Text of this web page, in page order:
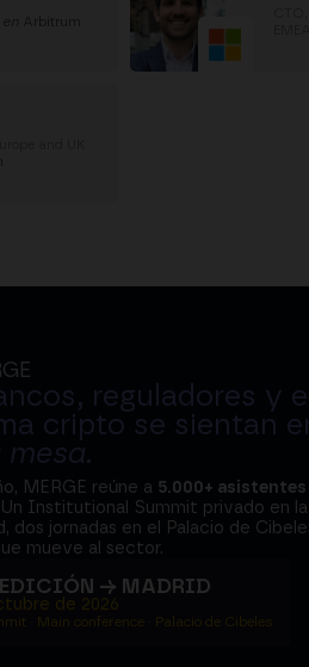
Arbitrum
reguladores y el
cripto se sientan
mesa.
MERGE reúne a 5.000+ asistentes
Un Institutional Summit privado en la
dos jornadas en el Palacio de
mueve al sector.
→ MADRID
de 2026
· Main conference · Palacio de Cibeles